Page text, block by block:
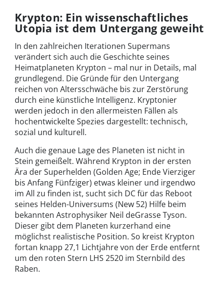
Krypton: Ein wissenschaftliches
Utopia ist dem Untergang geweiht
In den zahlreichen Iterationen Supermans
verändert sich auch die Geschichte seines
Heimatplaneten Krypton – mal nur in Details, mal
grundlegend. Die Gründe für den Untergang
reichen von Altersschwäche bis zur Zerstörung
durch eine künstliche Intelligenz. Kryptonier
werden jedoch in den allermeisten Fällen als
hochentwickelte Spezies dargestellt: technisch,
sozial und kulturell.
Auch die genaue Lage des Planeten ist nicht in
Stein gemeißelt. Während Krypton in der ersten
Ära der Superhelden (Golden Age; Ende Vierziger
bis Anfang Fünfziger) etwas kleiner und irgendwo
im All zu finden ist, sucht sich DC für das Reboot
seines Helden-Universums (New 52) Hilfe beim
bekannten Astrophysiker Neil deGrasse Tyson.
Dieser gibt dem Planeten kurzerhand eine
möglichst realistische Position. So kreist Krypton
fortan knapp 27,1 Lichtjahre von der Erde entfernt
um den roten Stern LHS 2520 im Sternbild des
Raben.